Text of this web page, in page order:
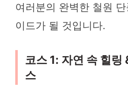
여러분의 완벽한 철원
이드가 될 것입니다.
코스 1: 자연 속 힐링
스